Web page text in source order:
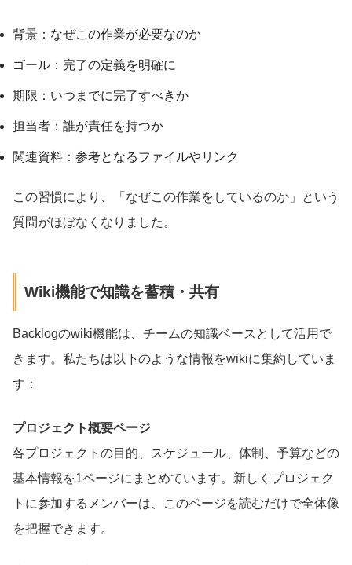
背景：なぜこの作業が必要なのか
ゴール：完了の定義を明確に
期限：いつまでに完了すべきか
担当者：誰が責任を持つか
関連資料：参考となるファイルやリンク
この習慣により、「なぜこの作業をしているのか」という
質問がほぼなくなりました。
Wiki機能で知識を蓄積・共有
Backlogのwiki機能は、チームの知識ベースとして活用で
きます。私たちは以下のような情報をwikiに集約していま
す：
プロジェクト概要ページ
各プロジェクトの目的、スケジュール、体制、予算などの
基本情報を1ページにまとめています。新しくプロジェク
トに参加するメンバーは、このページを読むだけで全体像
を把握できます。